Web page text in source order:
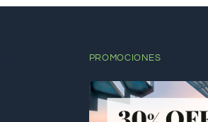
PROMOCIONES